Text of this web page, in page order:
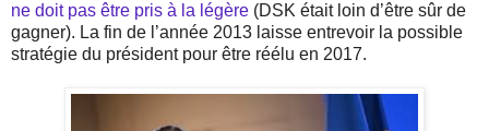
ne doit pas être pris à la légère (DSK était loin d’être sûr de
gagner). La fin de l’année 2013 laisse entrevoir la possible
stratégie du président pour être réélu en 2017.